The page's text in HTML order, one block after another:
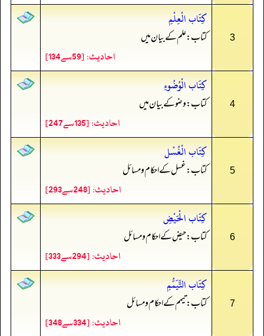
3
كِتَاب الْعِلْمِ
کتاب: علم کے بیان میں
احادیث: [59سے134]
4
كِتَاب الْوُضُوءِ
کتاب: وضو کے بیان میں
احادیث: [135سے247]
5
كِتَاب الْغُسْل
کتاب: غسل کے احکام و مسائل
احادیث: [248سے293]
6
كِتَاب الْحَيْضِ
کتاب: حیض کے احکام و مسائل
احادیث: [294سے333]
7
كِتَاب التَّيَمُّمِ
کتاب: تیمم کے احکام و مسائل
احادیث: [334سے348]